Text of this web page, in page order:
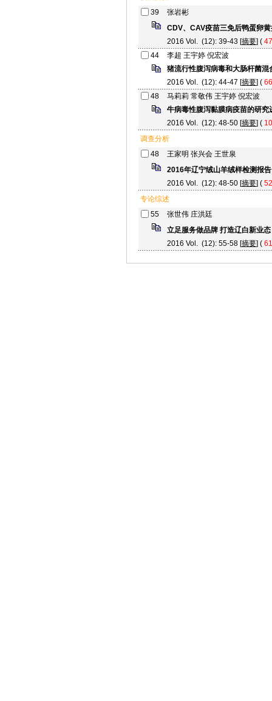
39
张岩彬
CDV、CAV疫苗三免后鸭蛋卵
2016 Vol. (12): 39-43 [摘要] (
44
李超 王宇婷 倪宏波
猪流行性腹泻病毒和大肠杆菌混
2016 Vol. (12): 44-47 [摘要] (
48
马莉莉 常敬伟 王宇婷 倪宏波
牛病毒性腹泻黏膜病疫苗的研究
2016 Vol. (12): 48-50 [摘要] (
调查分析
48
王家明 张兴会 王世泉
2016年辽宁绒山羊绒样检测报告
2016 Vol. (12): 48-50 [摘要] (
专论综述
55
张世伟 庄洪廷
立足服务做品牌 打造辽白新业态
2016 Vol. (12): 55-58 [摘要] (